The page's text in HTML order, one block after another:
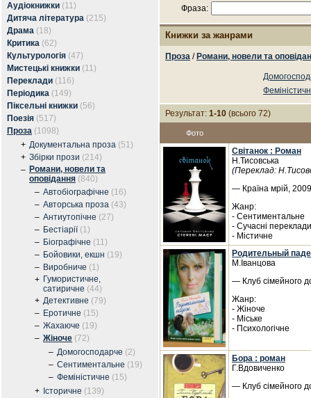
Аудіокнижки (11)
Дитяча література (215)
Драма (18)
Критика (62)
Культурологія (47)
Мистецькі книжки (11)
Переклади (116)
Періодика (149)
Піксельні книжки (56)
Поезія (517)
Проза (1098)
+ Документальна проза (51)
+ Збірки прози (214)
– Романи, новели та
оповідання (840)
– Автобіографічне (16)
– Авторська проза (43)
– Антиутопічне (27)
– Бестіарії (1)
– Біографічне (11)
– Бойовики, екшн (19)
– Виробниче (1)
+ Гумористичне,
сатиричне (44)
+ Детективне (79)
– Еротичне (15)
– Жахаюче (19)
– Жіноче (72)
– Домогосподарче (2)
– Сентиментальне (19)
– Феміністичне (15)
+ Історичне (139)
Фраза:
Книжки за жанрами
Проза / Романи, новели та
Результат: 1-10 (всього 72)
Фото
Світанок : Роман
Н.Тисовська
(Переклад:
— Країна мрій,
Жанр:
- Сентиментальне
- Сучасні переклади
- Містичне
Родительный
М.Іванцова
— Клуб сімейного
Жанр:
- Жіноче
- Міське
- Психологічне
Бора : роман
Г.Вдовиченко
— Клуб сімейного